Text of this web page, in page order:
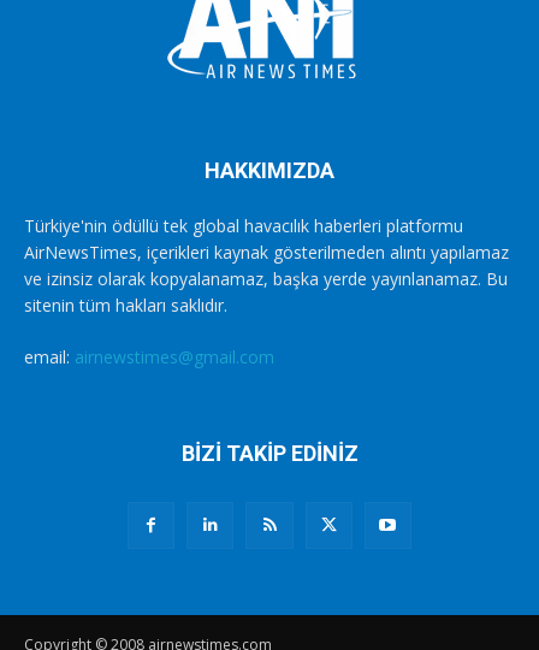
HAKKIMIZDA
Türkiye'nin ödüllü tek global havacılık haberleri platformu
AirNewsTimes, içerikleri kaynak gösterilmeden alıntı yapılamaz
ve izinsiz olarak kopyalanamaz, başka yerde yayınlanamaz. Bu
sitenin tüm hakları saklıdır.
email: airnewstimes@gmail.com
BİZİ TAKİP EDİNİZ
Copyright © 2008 airnewstimes.com